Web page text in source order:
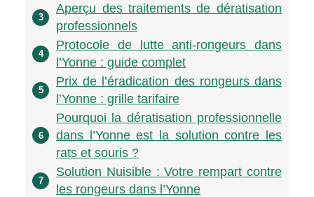
3
Aperçu des traitements de dératisation
professionnels
4
Protocole de lutte anti-rongeurs dans
l’Yonne : guide complet
5
Prix de l’éradication des rongeurs dans
l’Yonne : grille tarifaire
6
Pourquoi la dératisation professionnelle
dans l’Yonne est la solution contre les
rats et souris ?
7
Solution Nuisible : Votre rempart contre
les rongeurs dans l’Yonne